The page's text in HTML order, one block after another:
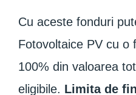
Cu aceste fonduri
Fotovoltaice PV cu o
100% din valoarea
eligibile. Limita de